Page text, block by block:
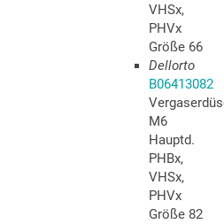
VHSx,
PHVx
Größe 66
Dellorto
B06413082
M6
Hauptd.
PHBx,
VHSx,
PHVx
Größe 82